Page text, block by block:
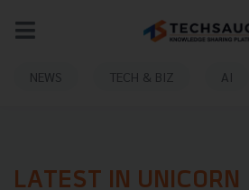
NEWS TECH & BIZ AI
LATEST IN UNICORN